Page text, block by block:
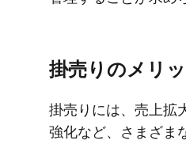
掛売りの​メリ
掛売りには、​売上拡
強化など、​さまざま